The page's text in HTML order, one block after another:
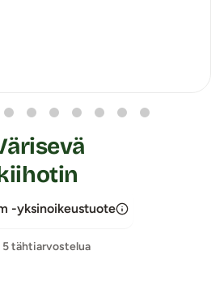
-yksinoikeustuote
5 tähtiarvostelua